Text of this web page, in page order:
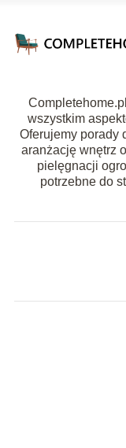
wszystkim
Oferujemy porady
aranżację wnętrz
pielęgnacji
potrzebne do